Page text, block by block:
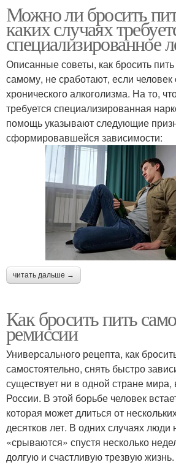
Можно ли бросить
каких случаях
специализированное
Описанные советы, как бросить
самому, не сработают, если человек
хронического алкоголизма. На то,
требуется специализированная
помощь указывают следующие
сформировавшейся зависимости:
читать дальше →
Как бросить пить
ремиссии
Универсального рецепта, как
самостоятельно, снять быстро
существует ни в одной стране мира,
России. В этой борьбе человек
которая может длиться от
десятков лет. В одних случаях
«срываются» спустя несколько
долгую и счастливую трезвую жизнь.